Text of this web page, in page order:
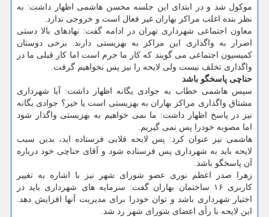
موکول شد و در ابتدای این جلسه محسن هاشمی اظهار داشت: به
نظر بنده اغلب مراکز بهاران غیر فعال است و خروجی ندارد.
معاون اجتماعی شهرداری تهران در ادامه گفت: نهادهای بالا دستی
اصرار به واگذاری این مراکز به بهزیستی دارند. برخی دوستان
کمیسیون اجتماعی می گویند که کار ما جرم است اما کار قبلی ما در
واگذاری تخلف نیست ولی لایحه را نیز پس نخواهیم گرفت.
حناچی پاسخگو باشد
سپس هاشمی خطاب به جوادی یگانه اظهار داشت: آیا شهرداری
مشتاق واگذاری مراکز بهاران به بهزیستی است یا خیر؟ جوادی یگانه
نیز در پاسخ اظهار داشت: ما نمی خواهیم به بهزیستی واگذار شود
اما مصوبه خودرا پس نمی گیریم.
هاشمی نیز عنوان کرد: پس لایحه قلابی فرستاده اید، بدین سبب
لایحه باید به شهرداری پس فرستاده شود و آقای حناچی خود درباره
آن پاسخگو باشد.
زهرا صدر اعظم نوری عضو شورای شهر نیز با اشاره به تغییر
کاربری ۱۶ ساختمان بهاران گفت: سرمایه های شهرداری باید در
اختیار شهرداری باشد و توان خودرا برای مدیریت آنها افزایش دهد.
این لایحه با رأی اعضای شورای شهر رد شد.